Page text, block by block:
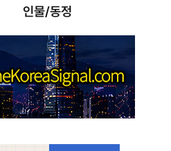
인물/동정